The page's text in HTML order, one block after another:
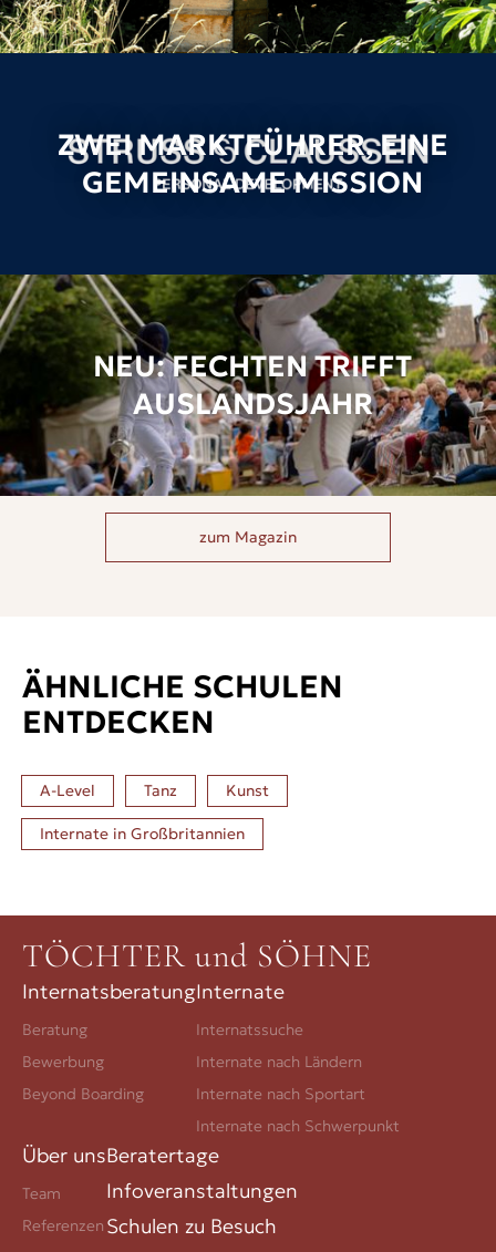
ZWEI MARKTFÜHRER, EINE
GEMEINSAME MISSION
NEU: FECHTEN TRIFFT
AUSLANDSJAHR
zum Magazin
ÄHNLICHE SCHULEN
ENTDECKEN
A-Level Tanz Kunst
Internate in Großbritannien
TÖCHTER und SÖHNE
Internatsberatung
Beratung
Bewerbung
Beyond Boarding
Internate
Internatssuche
Internate nach Ländern
Internate nach Sportart
Internate nach Schwerpunkt
Über uns
Team
Referenzen
Beratertage
Infoveranstaltungen
Schulen zu Besuch